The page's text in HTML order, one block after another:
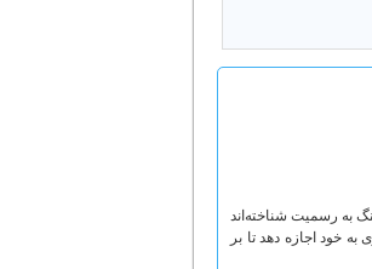
به رسمیت شناخته‌اند
خود اجازه دهد تا بر